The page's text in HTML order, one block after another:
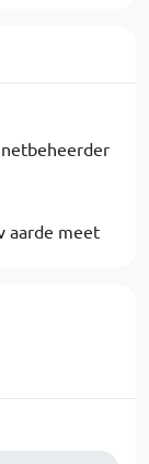
aarde meet